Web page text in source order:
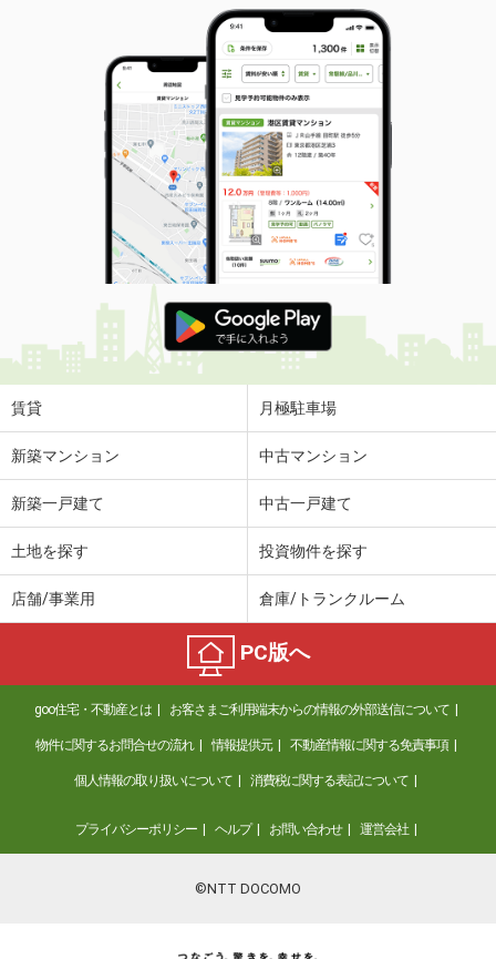
賃貸 月極駐車場
新築マンション 中古マンション
新築一戸建て 中古一戸建て
土地を探す 投資物件を探す
店舗/事業用 倉庫/トランクルーム
PC版へ
goo住宅・不動産とは お客さまご利用端末からの情報の外部送信について
物件に関するお問合せの流れ 情報提供元 不動産情報に関する免責事項
個人情報の取り扱いについて 消費税に関する表記について
プライバシーポリシー ヘルプ お問い合わせ 運営会社
©NTT DOCOMO